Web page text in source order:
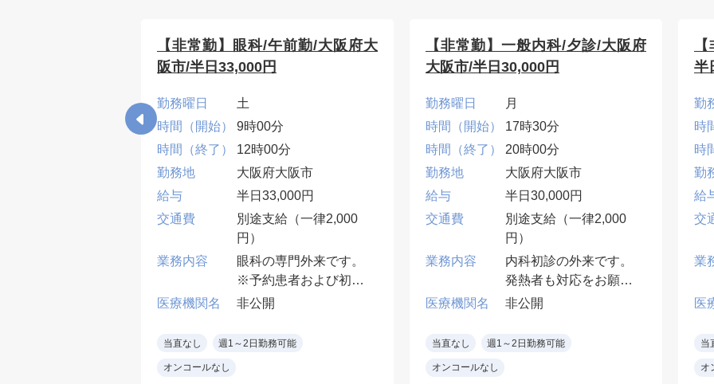
【非常勤】眼科/午前勤/大阪府大
阪市/半日33,000円
勤務曜日
土
時間（開始）
9時00分
時間（終了）
12時00分
勤務地
大阪府大阪市
給与
半日33,000円
交通費
別途支給（一律2,000
円）
業務内容
眼科の専門外来です。
※予約患者および初診
患者を約20名診察
※12:00時以降は15分
医療機関名 非公開
当直なし 週1～2日勤務可能
オンコールなし
【非常勤】一般内科/夕診/大阪府
大阪市/半日30,000円
勤務曜日
月
時間（開始）
17時30分
時間（終了）
20時00分
勤務地
大阪府大阪市
給与
半日30,000円
交通費
別途支給（一律2,000
円）
業務内容
内科初診の外来です。
発熱者も対応をお願い
します。
修了者まで対応をお願
医療機関名 非公開
当直なし 週1～2日勤務可能
オンコールなし
半
勤
時
時
勤
給
交
業
医
当
オ